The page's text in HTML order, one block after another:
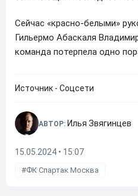
Сейчас «красно-белыми»
Гильермо Абаскаля
команда потерпела одно
Источник - Соцсети
АВТОР: Илья Звягинцев
15.05.2024 • 15:07
ФК Спартак Москва